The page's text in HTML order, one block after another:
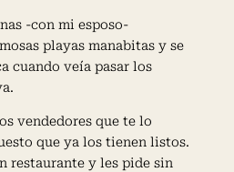
-con mi esposo-
playas manabitas y se
cuando veía pasar los
vendedores que te lo
que ya los tienen listos.
restaurante y les pide sin